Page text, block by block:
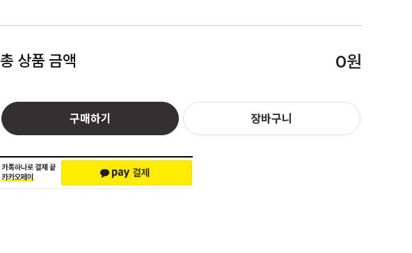
총 상품 금액 0원
구매하기 장바구니